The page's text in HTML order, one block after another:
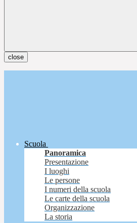
close
Scuola
Panoramica
Presentazione
I luoghi
Le persone
I numeri della scuola
Le carte della scuola
Organizzazione
La storia